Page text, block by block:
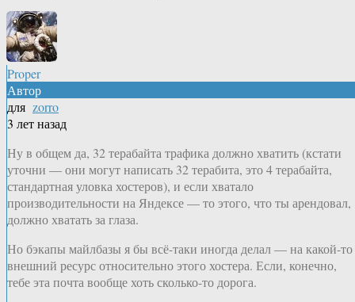
Proper
Автор
для zorro
3 лет назад
Ну в общем да, 32 терабайта трафика должно хватить (кстати
уточни — они могут написать 32 терабита, это 4 терабайта,
стандартная уловка хостеров), и если хватало
производительности на Яндексе — то этого, что ты арендовал,
должно хватать за глаза.
Но бэкапы майлбазы я бы всё-таки иногда делал — на какой-то
внешний ресурс относительно этого хостера. Если, конечно,
тебе эта почта вообще хоть сколько-то дорога.